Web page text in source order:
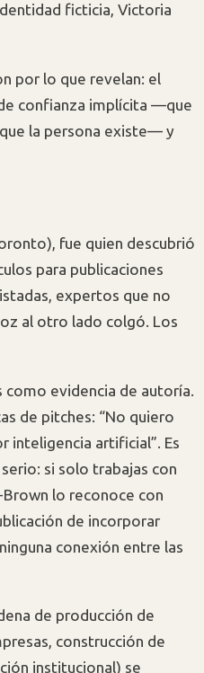
ficticia, Victoria
por lo que revelan: el
confianza implícita —que
la persona existe— y
fue quien descubrió
para publicaciones
expertos que no
al otro lado colgó. Los
evidencia de autoría.
de pitches: “No quiero
inteligencia artificial”. Es
si solo trabajas con
lo reconoce con
de incorporar
conexión entre las
de producción de
construcción de
institucional) se